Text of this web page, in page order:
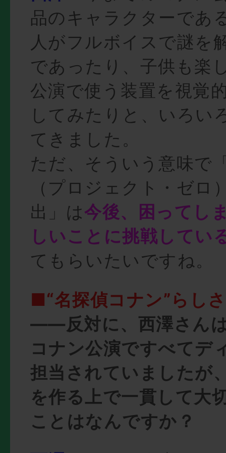
品のキャラクターであ
人がフルボイスで謎を
であったり、子供も楽
公演で使う装置を視覚
してみたりと、いろい
てきました。
ただ、そういう意味で
（プロジェクト・ゼロ
出」は今後、困ってし
しいことに挑戦してい
てもらいたいですね。
■“名探偵コナン”らし
――反対に、西澤さん
コナン公演ですべてデ
担当されていましたが
を作る上で一貫して大
ことはなんですか？